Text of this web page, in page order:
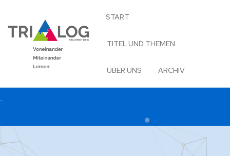
START
TITEL UND THEMEN
ÜBER UNS ARCHIV